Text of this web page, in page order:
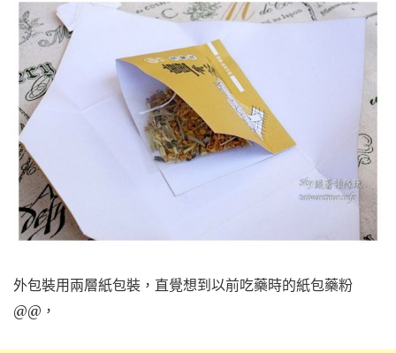
外包裝用兩層紙包裝，直覺想到以前吃藥時的紙包藥粉
@@，